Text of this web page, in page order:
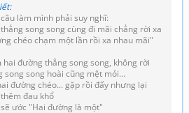
làm mình phải suy nghĩ:
song song cùng đi mãi chẳng rời xa
chéo chạm một lần rồi xa nhau mãi"
đường thẳng song song, không rời
song song hoài cũng mệt mỏi...
đường chéo... gặp rồi đấy nhưng lại
đau khổ
ước "Hai đường là một"